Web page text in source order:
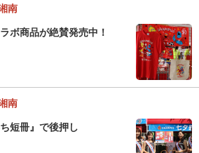
南
ボ商品が絶賛発売中！
南
短冊』で後押し